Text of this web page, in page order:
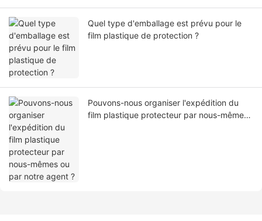
Quel type d'emballage est prévu pour le
film plastique de protection ?
Pouvons-nous organiser l'expédition du
film plastique protecteur par nous-mêmes